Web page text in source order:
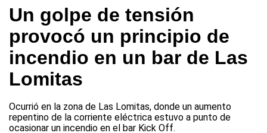
Un golpe de tensión
provocó un principio de
incendio en un bar de Las
Lomitas
Ocurrió en la zona de Las Lomitas, donde un aumento
repentino de la corriente eléctrica estuvo a punto de
ocasionar un incendio en el bar Kick Off.